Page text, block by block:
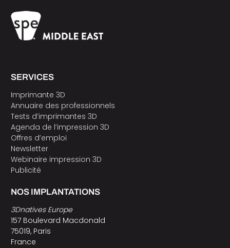
SERVICES
Imprimante 3D
Annuaire des professionnels
Tests d’imprimantes 3D
Agenda de l’impression 3D
Offres d’emploi
Newsletter
Webinaire impression 3D
Publicité
NOS IMPLANTATIONS
3Dnatives Europe
157 Boulevard Macdonald
75019, Paris
France